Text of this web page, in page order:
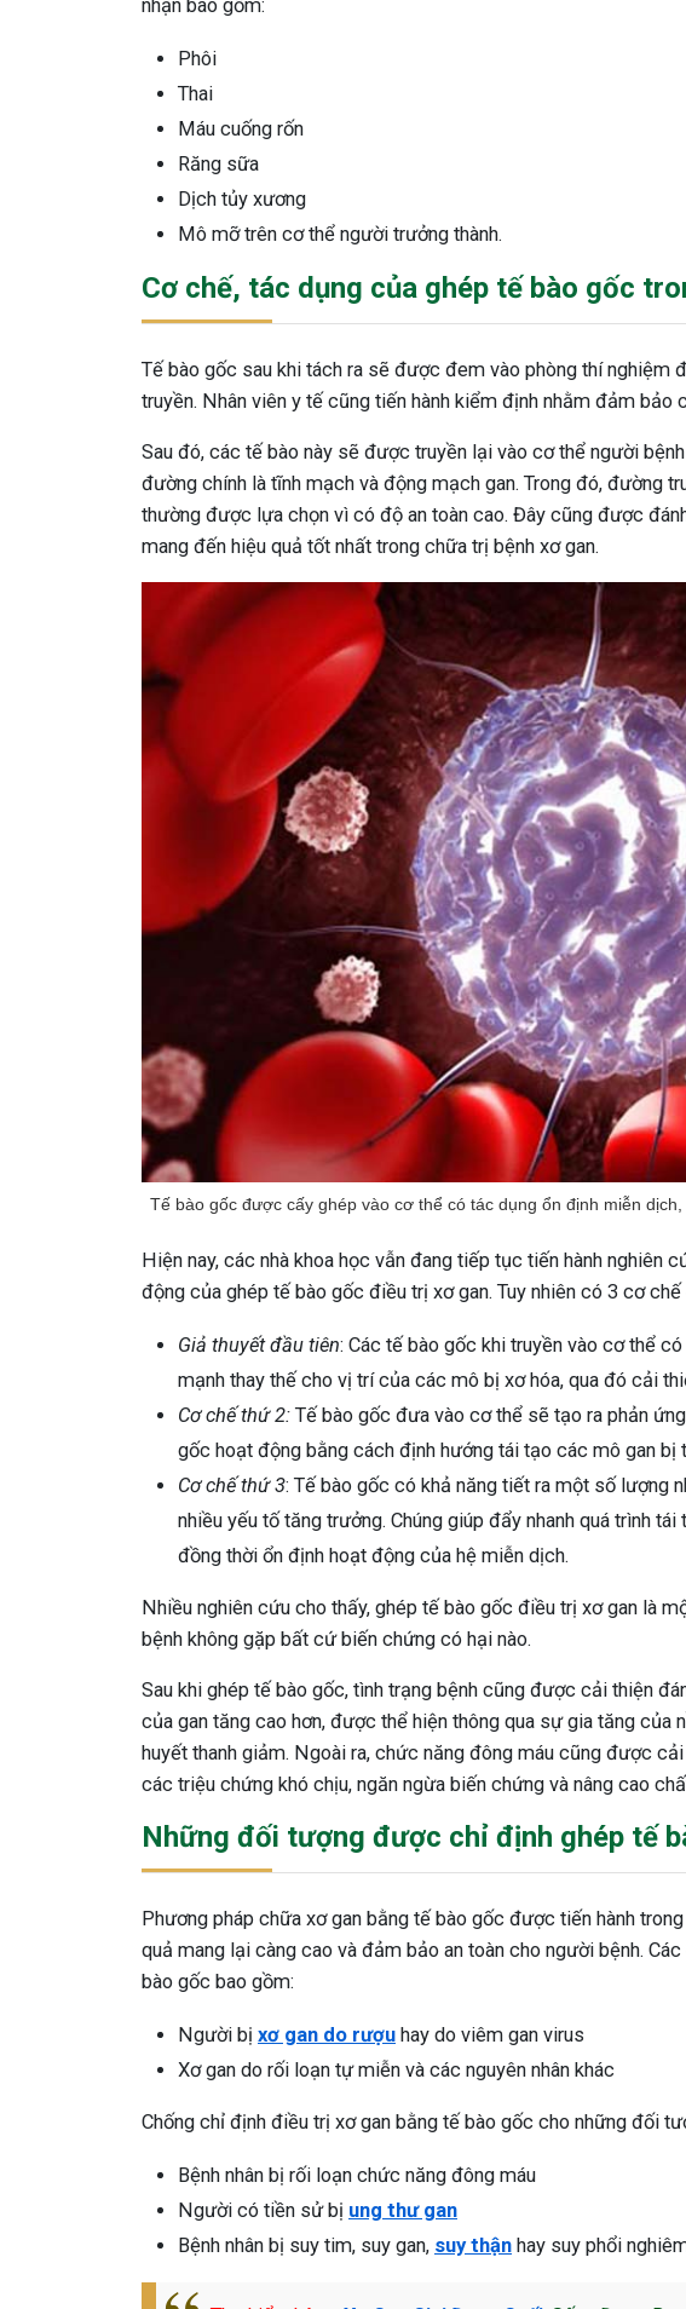
nhận bao gồm:
Phôi
Thai
Máu cuống rốn
Răng sữa
Dịch tủy xương
Mô mỡ trên cơ thể người trưởng thành.
Cơ chế, tác dụng của ghép tế bào gốc
Tế bào gốc sau khi tách ra sẽ được đem vào phòng thí nghiệm
truyền. Nhân viên y tế cũng tiến hành kiểm định nhằm đảm
Sau đó, các tế bào này sẽ được truyền lại vào cơ thể người
đường chính là tĩnh mạch và động mạch gan. Trong đó, đường
thường được lựa chọn vì có độ an toàn cao. Đây cũng được
mang đến hiệu quả tốt nhất trong chữa trị bệnh xơ gan.
Tế bào gốc được cấy ghép vào cơ thể có tác dụng ổn định miễn
Hiện nay, các nhà khoa học vẫn đang tiếp tục tiến hành nghiên
động của ghép tế bào gốc điều trị xơ gan. Tuy nhiên có 3 cơ
Giả thuyết đầu tiên: Các tế bào gốc khi truyền vào cơ thể
mạnh thay thế cho vị trí của các mô bị xơ hóa, qua đó cải
Cơ chế thứ 2: Tế bào gốc đưa vào cơ thể sẽ tạo ra phản
gốc hoạt động bằng cách định hướng tái tạo các mô gan bị
Cơ chế thứ 3: Tế bào gốc có khả năng tiết ra một số lượng
nhiều yếu tố tăng trưởng. Chúng giúp đẩy nhanh quá trình
đồng thời ổn định hoạt động của hệ miễn dịch.
Nhiều nghiên cứu cho thấy, ghép tế bào gốc điều trị xơ gan là
bệnh không gặp bất cứ biến chứng có hại nào.
Sau khi ghép tế bào gốc, tình trạng bệnh cũng được cải thiện
của gan tăng cao hơn, được thể hiện thông qua sự gia tăng của
huyết thanh giảm. Ngoài ra, chức năng đông máu cũng được
các triệu chứng khó chịu, ngăn ngừa biến chứng và nâng cao
Những đối tượng được chỉ định ghép tế
Phương pháp chữa xơ gan bằng tế bào gốc được tiến hành
quả mang lại càng cao và đảm bảo an toàn cho người bệnh.
bào gốc bao gồm:
Người bị xơ gan do rượu hay do viêm gan virus
Xơ gan do rối loạn tự miễn và các nguyên nhân khác
Chống chỉ định điều trị xơ gan bằng tế bào gốc cho những đối
Bệnh nhân bị rối loạn chức năng đông máu
Người có tiền sử bị ung thư gan
Bệnh nhân bị suy tim, suy gan, suy thận hay suy phổi